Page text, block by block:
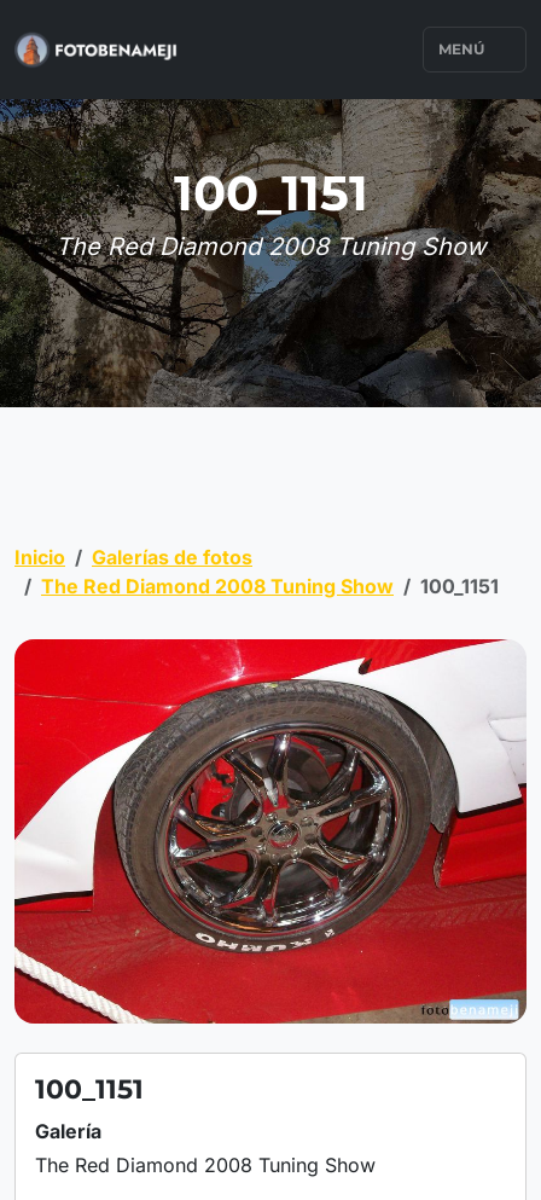
MENÚ
100_1151
The Red Diamond 2008 Tuning Show
Inicio
Galerías de fotos
The Red Diamond 2008 Tuning Show
100_1151
100_1151
Galería
The Red Diamond 2008 Tuning Show